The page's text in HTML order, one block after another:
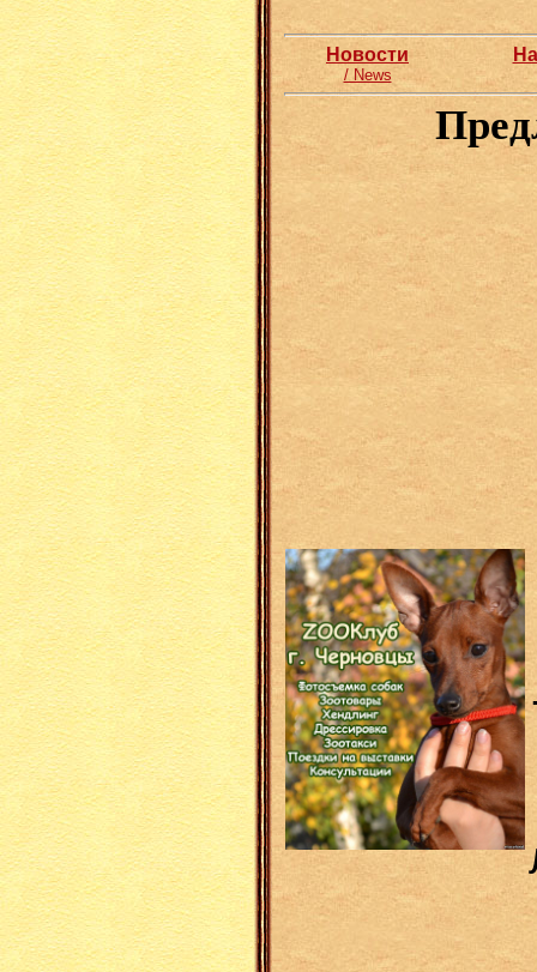
Новости
/ News